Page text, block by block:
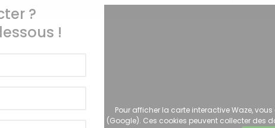
?
!
Pour afficher la carte interactive Waze,
(Google). Ces cookies peuvent collecter des